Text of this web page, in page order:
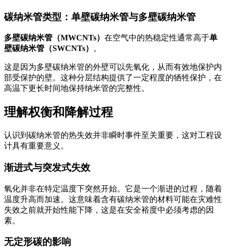
碳纳米管类型：单壁碳纳米管与多壁碳纳米管
多壁碳纳米管（MWCNTs） 在空气中的热稳定性通常高于单
壁碳纳米管（SWCNTs） 。
这是因为多壁碳纳米管的外壁可以先氧化，从而有效地保护内
部受保护的壁。这种分层结构提供了一定程度的牺牲保护，在
高温下更长时间地保持纳米管的完整性。
理解权衡和降解过程
认识到碳纳米管的热失效并非瞬时事件至关重要，这对工程设
计具有重要意义。
渐进式与突发式失效
氧化并非在特定温度下突然开始。它是一个渐进的过程，随着
温度升高而加速。这意味着含有碳纳米管的材料可能在灾难性
失效之前就开始性能下降，这是在安全裕度中必须考虑的因
素。
无定形碳的影响